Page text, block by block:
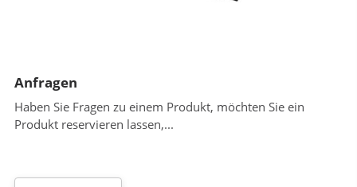
Anfragen
Haben Sie Fragen zu einem Produkt, möchten Sie ein
Produkt reservieren lassen,...